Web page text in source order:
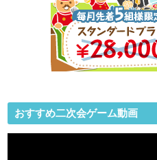
おすすめ二次会ゲーム動画